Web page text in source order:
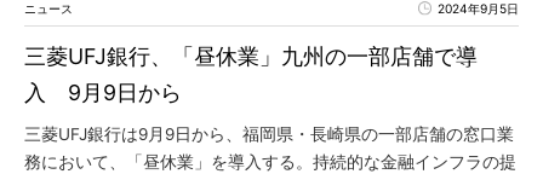
ニュース 2024年9月5日
三菱UFJ銀行、「昼休業」九州の一部店舗で導
入 9月9日から
三菱UFJ銀行は9月9日から、福岡県・長崎県の一部店舗の窓口業
務において、「昼休業」を導入する。持続的な金融インフラの提